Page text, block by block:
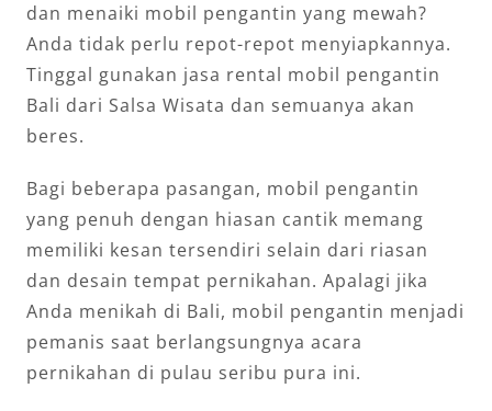
dan menaiki mobil pengantin yang mewah?
Anda tidak perlu repot-repot menyiapkannya.
Tinggal gunakan jasa rental mobil pengantin
Bali dari Salsa Wisata dan semuanya akan
beres.
Bagi beberapa pasangan, mobil pengantin
yang penuh dengan hiasan cantik memang
memiliki kesan tersendiri selain dari riasan
dan desain tempat pernikahan. Apalagi jika
Anda menikah di Bali, mobil pengantin menjadi
pemanis saat berlangsungnya acara
pernikahan di pulau seribu pura ini.